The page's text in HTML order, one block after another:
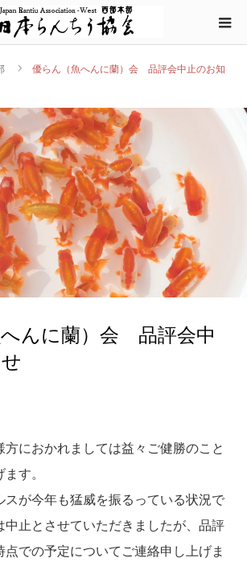
優らん（魚へんに蘭）会 品評会中止のお知
んに蘭）会 品評会中
におかれましては益々ご健勝のこと
す。
スが今年も猛威を振るっている状況で
中止とさせていただきましたが、品評
での予定についてご連絡申し上げま